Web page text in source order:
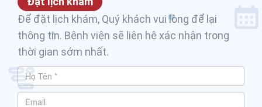
Để đặt lịch khám, Quý khách vui lòng để lại
thông tin. Bệnh viện sẽ liên hệ xác nhận trong
thời gian sớm nhất.